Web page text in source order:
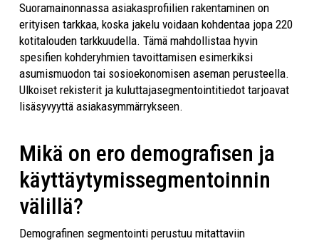
Suoramainonnassa asiakasprofiilien rakentaminen on
erityisen tarkkaa, koska jakelu voidaan kohdentaa jopa 220
kotitalouden tarkkuudella. Tämä mahdollistaa hyvin
spesifien kohderyhmien tavoittamisen esimerkiksi
asumismuodon tai sosioekonomisen aseman perusteella.
Ulkoiset rekisterit ja kuluttajasegmentointitiedot tarjoavat
lisäsyvyyttä asiakasymmärrykseen.
Mikä on ero demografisen ja
käyttäytymissegmentoinnin
välillä?
Demografinen segmentointi perustuu mitattaviin